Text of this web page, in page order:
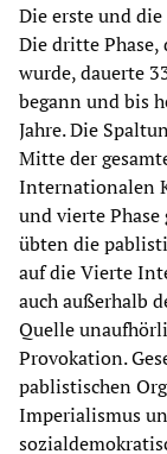
Die erste und
Die dritte Phase,
wurde, dauerte
begann und bis
Jahre. Die
Mitte der
Internationalen
und vierte
übten die
auf die Vierte
auch außerhalb
Quelle
Provokation.
pablistischen
Imperialismus